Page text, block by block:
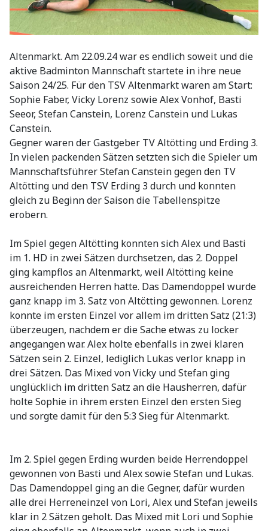
Altenmarkt. Am 22.09.24 war es endlich soweit und die
aktive Badminton Mannschaft startete in ihre neue
Saison 24/25. Für den TSV Altenmarkt waren am Start:
Sophie Faber, Vicky Lorenz sowie Alex Vonhof, Basti
Seeor, Stefan Canstein, Lorenz Canstein und Lukas
Canstein.
Gegner waren der Gastgeber TV Altötting und Erding 3.
In vielen packenden Sätzen setzten sich die Spieler um
Mannschaftsführer Stefan Canstein gegen den TV
Altötting und den TSV Erding 3 durch und konnten
gleich zu Beginn der Saison die Tabellenspitze
erobern.
Im Spiel gegen Altötting konnten sich Alex und Basti
im 1. HD in zwei Sätzen durchsetzen, das 2. Doppel
ging kampflos an Altenmarkt, weil Altötting keine
ausreichenden Herren hatte. Das Damendoppel wurde
ganz knapp im 3. Satz von Altötting gewonnen. Lorenz
konnte im ersten Einzel vor allem im dritten Satz (21:3)
überzeugen, nachdem er die Sache etwas zu locker
angegangen war. Alex holte ebenfalls in zwei klaren
Sätzen sein 2. Einzel, lediglich Lukas verlor knapp in
drei Sätzen. Das Mixed von Vicky und Stefan ging
unglücklich im dritten Satz an die Hausherren, dafür
holte Sophie in ihrem ersten Einzel den ersten Sieg
und sorgte damit für den 5:3 Sieg für Altenmarkt.
Im 2. Spiel gegen Erding wurden beide Herrendoppel
gewonnen von Basti und Alex sowie Stefan und Lukas.
Das Damendoppel ging an die Gegner, dafür wurden
alle drei Herreneinzel von Lori, Alex und Stefan jeweils
klar in 2 Sätzen geholt. Das Mixed mit Lori und Sophie